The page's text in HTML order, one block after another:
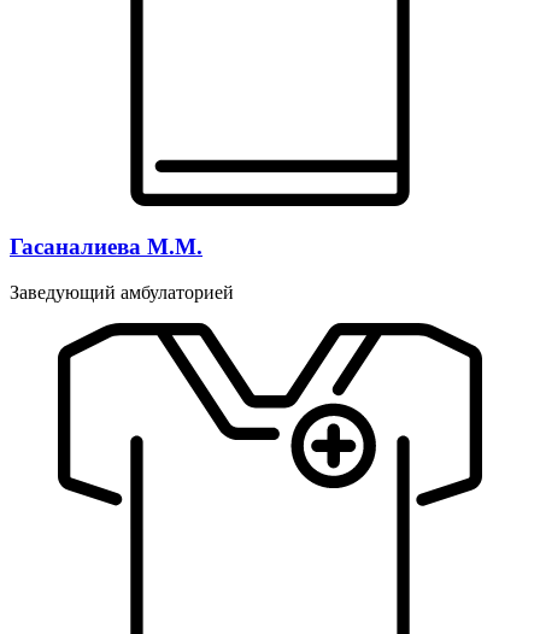
Гасаналиева М.М.
Заведующий амбулаторией